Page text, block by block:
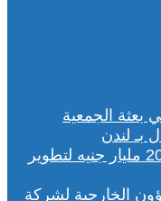
ڤودافون مصر تعلن ضخ 20 مليار جنيه لتطوير